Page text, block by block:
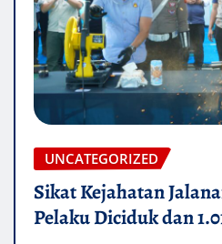
UNCATEGORIZED
Sikat Kejahatan
Pelaku Diciduk dan